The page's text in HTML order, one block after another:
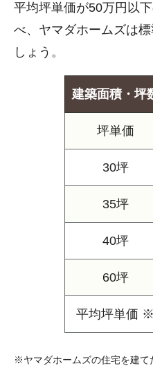
平均坪単価が50万円以
べ、ヤマダホームズは
しょう。
建築面積・坪
坪単価
30坪
35坪
40坪
60坪
平均坪単価 ※
※ヤマダホームズの住宅を建て